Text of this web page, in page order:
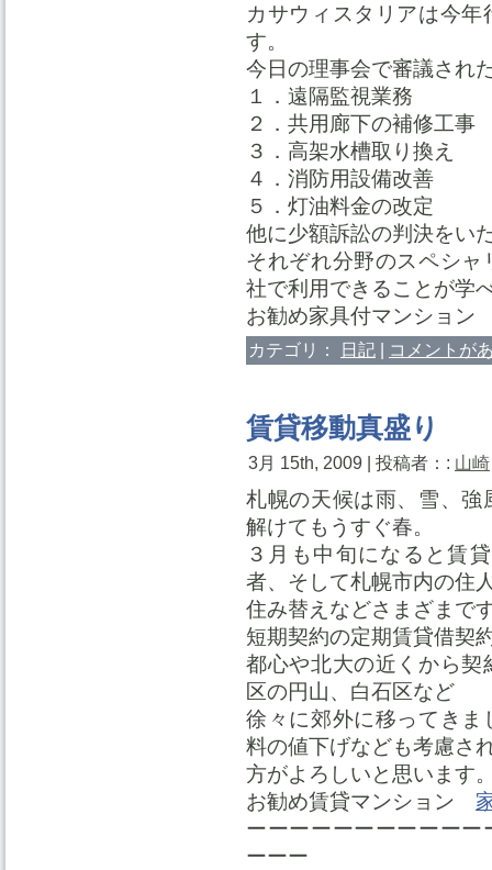
カサウィスタリアは今
す。
今日の理事会で審議され
１．遠隔監視業務
２．共用廊下の補修工事
３．高架水槽取り換え
４．消防用設備改善
５．灯油料金の改定
他に少額訴訟の判決をい
それぞれ分野のスペシ
社で利用できることが学
お勧め家具付マンシ
カテゴリ： 日記 | コメントが
賃貸移動真盛り
3月 15th, 2009 | 投稿者：: 山崎
札幌の天候は雨、雪、
解けてもうすぐ春。
３月も中旬になると賃
者、そして札幌市内の住
住み替えなどさまざまで
短期契約の定期賃貸借契
都心や北大の近くから
区の円山、白石区など
徐々に郊外に移ってき
料の値下げなども考慮さ
方がよろしいと思います
お勧め賃貸マンション
ーーーーーーーーーー
ーーー